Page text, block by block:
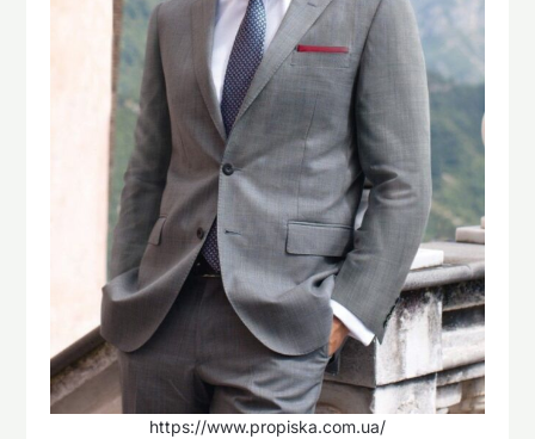
https://www.propiska.com.ua/